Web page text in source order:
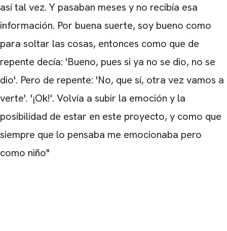
así tal vez. Y pasaban meses y no recibía esa
información. Por buena suerte, soy bueno como
para soltar las cosas, entonces como que de
repente decía: 'Bueno, pues si ya no se dio, no se
dio'. Pero de repente: 'No, que sí, otra vez vamos a
verte'. '¡Ok!'. Volvía a subir la emoción y la
posibilidad de estar en este proyecto, y como que
siempre que lo pensaba me emocionaba pero
como niño"